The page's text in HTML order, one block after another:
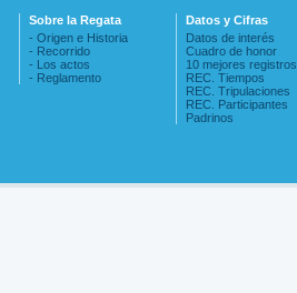
Sobre la Regata
- Origen e Historia
- Recorrido
- Los actos
- Reglamento
Datos y Cifras
Datos de interés
Cuadro de honor
10 mejores registros
REC. Tiempos
REC. Tripulaciones
REC. Participantes
Padrinos